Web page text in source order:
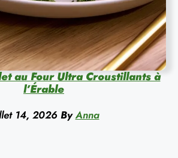
au Four Ultra Croustillants à
l’Érable
14, 2026 By Anna